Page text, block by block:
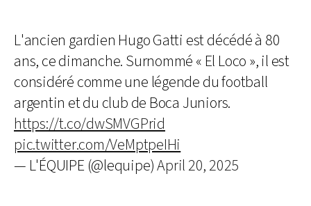
L'ancien gardien Hugo Gatti est décédé à 80
ans, ce dimanche. Surnommé « El Loco », il est
considéré comme une légende du football
argentin et du club de Boca Juniors.
https://t.co/dwSMVGPrid
pic.twitter.com/VeMptpeIHi
— L'ÉQUIPE (@lequipe)April 20, 2025